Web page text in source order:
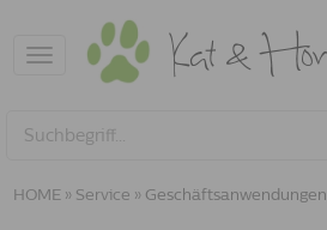
Toggle
navigation
HOME » Service » Geschäftsanwendungen